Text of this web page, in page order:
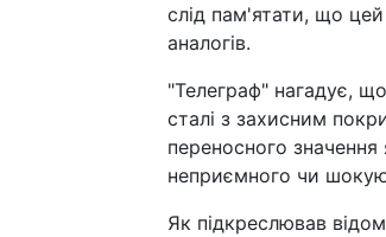
слід пам'ятати, що цей
аналогів.
"Телеграф" нагадує,
сталі з захисним
переносного
неприємного чи
Як підкреслював